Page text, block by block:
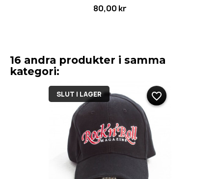
80,00 kr
16 andra produkter i samma
kategori:
SLUT I LAGER favorite_border